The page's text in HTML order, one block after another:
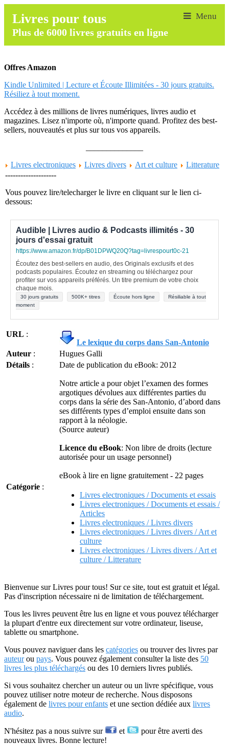
Livres pour tous
Plus de 6000 livres gratuits en ligne
Offres Amazon
Kindle Unlimited | Lecture et Écoute Illimitées - 30 jours gratuits.
Résiliez à tout moment.
Accédez à des millions de livres numériques, livres audio et
magazines. Lisez n'importe où, n'importe quand. Profitez des best-
sellers, nouveautés et plus sur tous vos appareils.
Livres electroniques
Livres divers Art et culture
Litterature
--------------------
Vous pouvez lire/telecharger le livre en cliquant sur le lien ci-
dessous:
Audible | Livres audio & Podcasts illimités - 30
jours d'essai gratuit
https://www.amazon.fr/dp/B01DPWQ20Q?tag=livrespourt0c-21
Écoutez des best-sellers en audio, des Originals exclusifs et des
podcasts populaires. Écoutez en streaming ou téléchargez pour
profiter sur vos appareils préférés. Un titre premium de votre choix
chaque mois.
30 jours gratuits 500K+ titres Écoute hors ligne
Résiliable à tout
moment
URL :
Le lexique du corps dans San-Antonio
Auteur :
Hugues Galli
Détails : Date de publication du eBook: 2012
Notre article a pour objet l’examen des formes
argotiques dévolues aux différentes parties du
corps dans la série des San-Antonio, d’abord dans
ses différents types d’emploi ensuite dans son
rapport à la néologie.
(Source auteur)
Licence du eBook: Non libre de droits (lecture
autorisée pour un usage personnel)
eBook à lire en ligne gratuitement - 22 pages
Catégorie :
Livres electroniques / Documents et essais
Livres electroniques / Documents et essais /
Articles
Livres electroniques / Livres divers
Livres electroniques / Livres divers / Art et
culture
Livres electroniques / Livres divers / Art et
culture / Litterature
Bienvenue sur Livres pour tous! Sur ce site, tout est gratuit et légal.
Pas d'inscription nécessaire ni de limitation de téléchargement.
Tous les livres peuvent être lus en ligne et vous pouvez télécharger
la plupart d'entre eux directement sur votre ordinateur, liseuse,
tablette ou smartphone.
Vous pouvez naviguer dans les catégories ou trouver des livres par
auteurou pays. Vous pouvez également consulter la liste des 50
livres les plus téléchargés ou des 10 derniers livres publiés.
Si vous souhaitez chercher un auteur ou un livre spécifique, vous
pouvez utiliser notre moteur de recherche. Nous disposons
également de livres pour enfants et une section dédiée aux livres
audio.
N'hésitez pas a nous suivre sur et
pour être averti des
nouveaux livres. Bonne lecture!